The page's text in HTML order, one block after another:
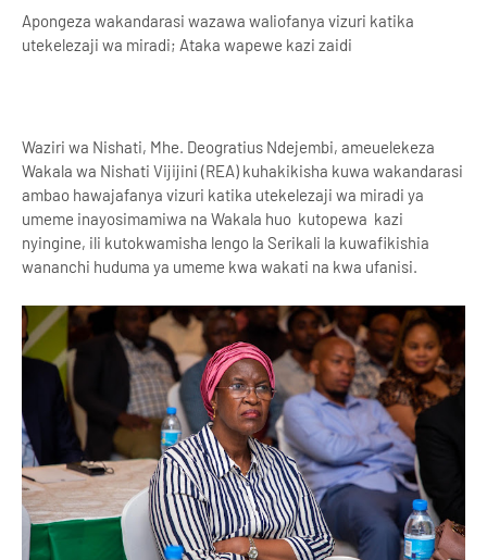
Apongeza wakandarasi wazawa waliofanya vizuri katika
utekelezaji wa miradi; Ataka wapewe kazi zaidi
Waziri wa Nishati, Mhe. Deogratius Ndejembi, ameuelekeza
Wakala wa Nishati Vijijini (REA) kuhakikisha kuwa wakandarasi
ambao hawajafanya vizuri katika utekelezaji wa miradi ya
umeme inayosimamiwa na Wakala huo kutopewa kazi
nyingine, ili kutokwamisha lengo la Serikali la kuwafikishia
wananchi huduma ya umeme kwa wakati na kwa ufanisi.